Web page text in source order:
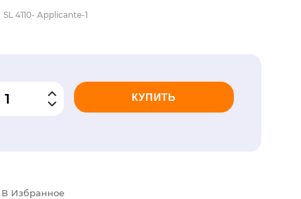
SL 4110- Applicante-1
КУПИТЬ
В Избранное